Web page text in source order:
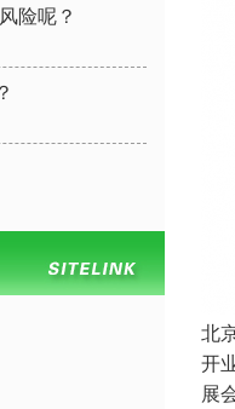
险呢？
北
开
展